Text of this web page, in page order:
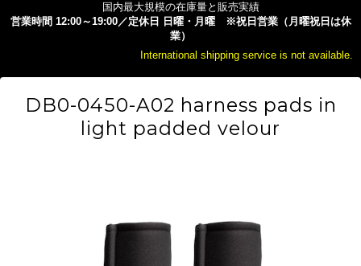
国内最大規模の在庫量と販売実績
営業時間 12:00～19:00／定休日 日曜・月曜 ※祝日営業（月曜祝日は休
業）
International shipping service is not available.
DB0-0450-A02 harness pads in
light padded velour